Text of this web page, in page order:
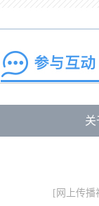
关
[ 网上传播